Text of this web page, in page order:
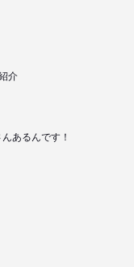
介
あるんです！